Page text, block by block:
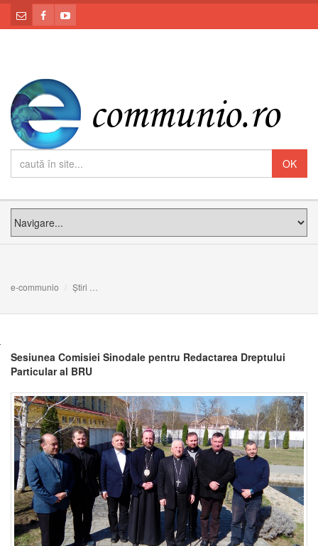
e-communio Știri
Sesiunea Comisiei Sinodale pentru Redactarea Dreptului
Particular al BRU